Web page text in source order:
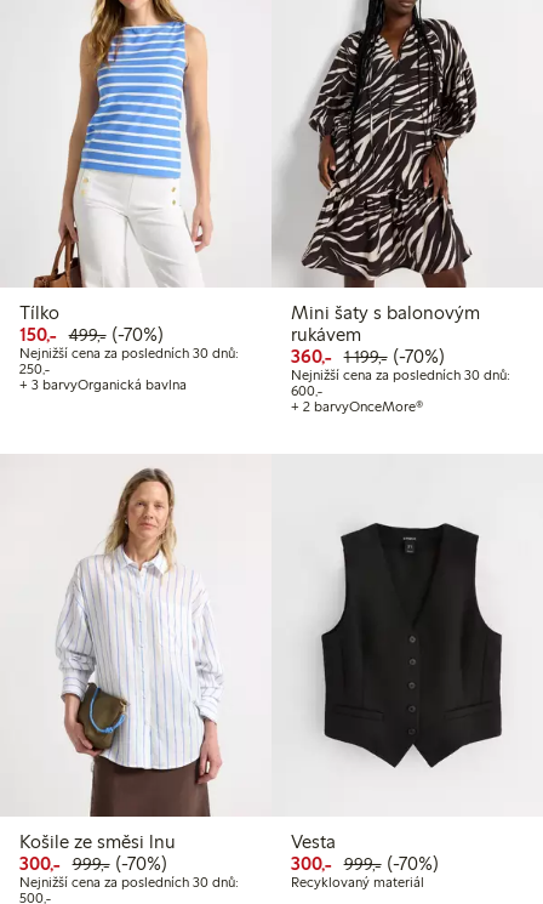
Tílko
150,- Snížená cena: 150,00 Kč
499,-Běžná cena: 499,00 Kč
70% sleva
(-70%)
Nejnižší cena za posledních 30 dnů:
250,-Nejnižší cena za posledních 30 dnů: 250,00 Kč
+ 3 barvyOrganická bavlna
Mini šaty s balonovým
rukávem
360,- Snížená cena: 360,00 Kč
1 199,-Běžná cena: 1
70% sleva
(-70%)
Nejnižší cena za posledních 30 dnů:
600,-Nejnižší cena za posledních 30
+ 2 barvyOnceMore®
Košile ze směsi lnu
300,- Snížená cena: 300,00 Kč
999,-Běžná cena: 999,00 Kč
70% sleva
(-70%)
Nejnižší cena za posledních 30 dnů:
500,-Nejnižší cena za posledních 30 dnů: 500,00 Kč
Vesta
300,- Snížená cena: 300,00 Kč
999,-Běžná cena:
70% sleva
(-70%)
Recyklovaný materiál